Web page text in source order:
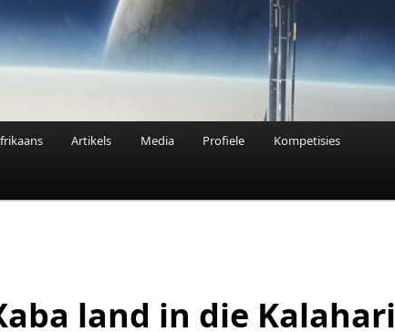
Artikels Media Profiele Kompetisies
land in die Kalahari